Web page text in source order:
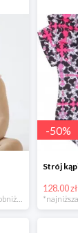
-50%
128.00 zł